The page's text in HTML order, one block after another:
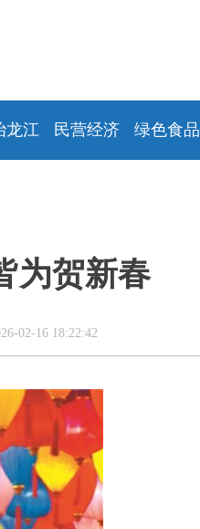
龙江 民营经济 绿色食品
为贺新春
02-16 18:22:42